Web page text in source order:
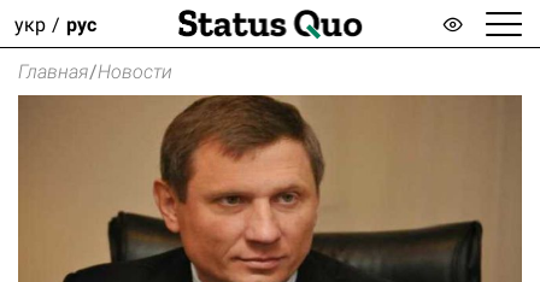
укр рус
Главная/Новости